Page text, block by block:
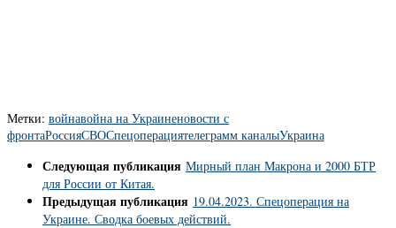
Метки: войнавойна на Украиненовости с
фронтаРоссияСВОСпецоперациятелеграмм каналыУкраина
Следующая публикация Мирный план Макрона и 2000 БТР
для России от Китая.
Предыдущая публикация 19.04.2023. Спецоперация на
Украине. Сводка боевых действий.